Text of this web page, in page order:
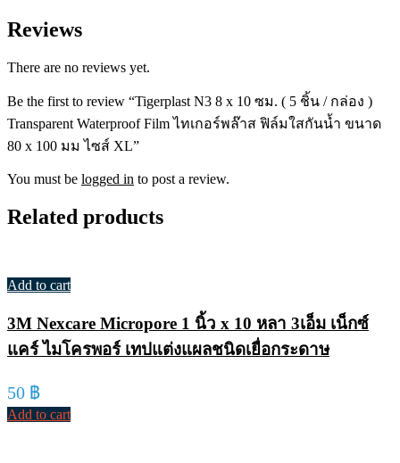
Reviews
There are no reviews yet.
Be the first to review “Tigerplast N3 8 x 10 ซม. ( 5 ชิ้น / กล่อง )
Transparent Waterproof Film ไทเกอร์พล๊าส ฟิล์มใสกันน้ำ ขนาด
80 x 100 มม ไซส์ XL”
You must be logged in to post a review.
Related products
Add to cart
3M Nexcare Micropore 1 นิ้ว x 10 หลา 3เอ็ม เน็กซ์
แคร์ ไมโครพอร์ เทปแต่งแผลชนิดเยื่อกระดาษ
50 ฿
Add to cart